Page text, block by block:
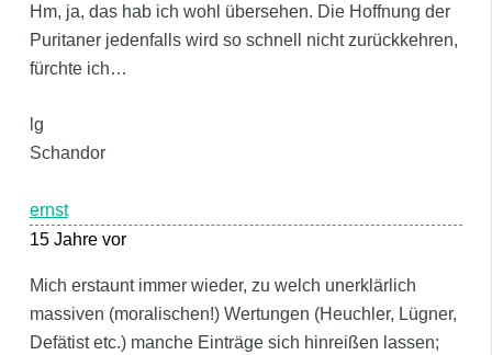
Hm, ja, das hab ich wohl übersehen. Die Hoffnung der
Puritaner jedenfalls wird so schnell nicht zurückkehren,
fürchte ich…
lg
Schandor
ernst
15 Jahre vor
Mich erstaunt immer wieder, zu welch unerklärlich
massiven (moralischen!) Wertungen (Heuchler, Lügner,
Defätist etc.) manche Einträge sich hinreißen lassen;